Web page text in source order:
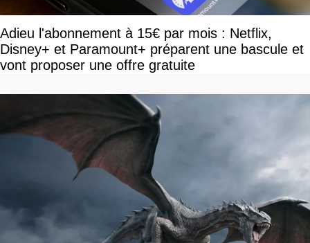
Adieu l'abonnement à 15€ par mois : Netflix,
Disney+ et Paramount+ préparent une bascule et
vont proposer une offre gratuite